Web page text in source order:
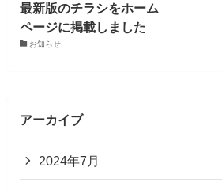
最新版のチラシをホーム
ページに掲載しました
お知らせ
アーカイブ
2024年7月